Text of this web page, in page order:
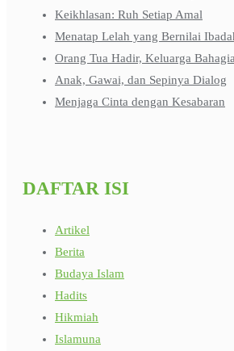
Keikhlasan: Ruh Setiap Amal
Menatap Lelah yang Bernilai
Orang Tua Hadir, Keluarga Bahagia
Anak, Gawai, dan Sepinya Dialog
Menjaga Cinta dengan Kesabaran
DAFTAR ISI
Artikel
Berita
Budaya Islam
Hadits
Hikmiah
Islamuna